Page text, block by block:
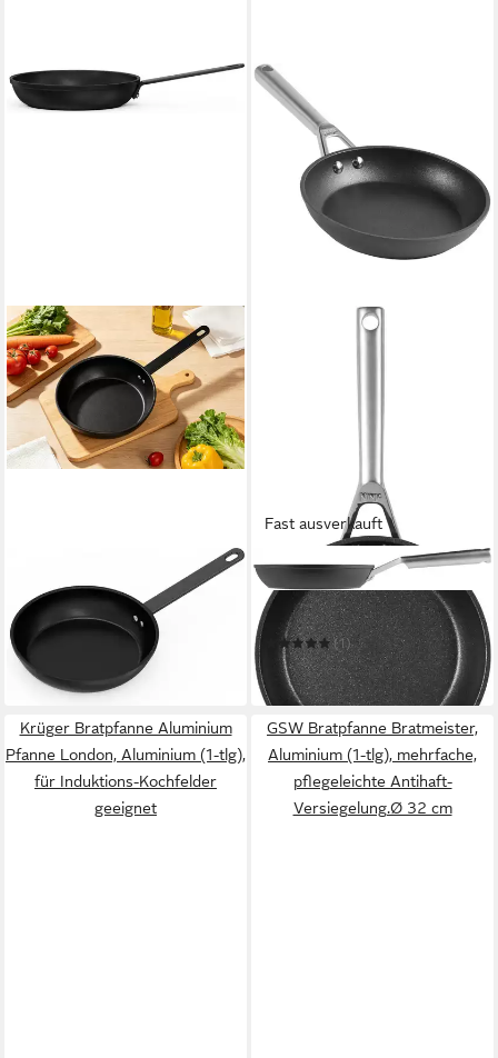
Bratpfanne ALU PRO
ab 19,99 € UVP 79,99 €
-75%
lieferbar in 4 Wochen
Fast ausverkauft
NINJA
Bratpfanne Ninja
ZEROSTICK Premium Pfanne
C300DE (1)
ab 52,97 €
in 1-2 Werktagen bei dir
Krüger Bratpfanne Aluminium
Pfanne London, Aluminium (1-tlg),
für Induktions-Kochfelder
geeignet
GSW Bratpfanne Bratmeister,
Aluminium (1-tlg), mehrfache,
pflegeleichte Antihaft-
Versiegelung.Ø 32 cm